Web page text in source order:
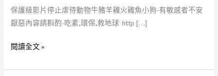
保護級影片停止虐待動物牛豬羊雞火雞魚小狗-有敏感者不安
厭惡內容請斟酌-吃素,環保,救地球 http […]
動
物
豬
雞
閱讀全文 »